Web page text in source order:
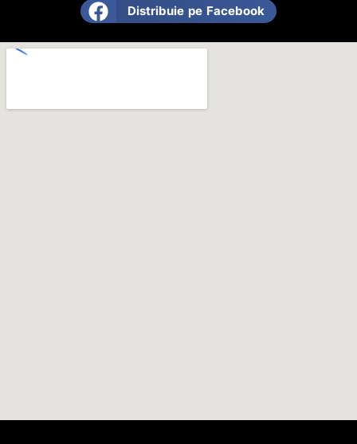
Distribuie pe Facebook